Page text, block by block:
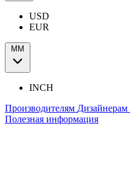
USD
EUR
ММ
INCH
Производителям Дизайнерам
Полезная информация